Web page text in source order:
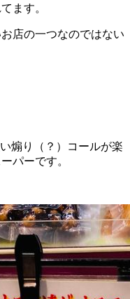
ます。
店の一つなのではない
煽り（？）コールが楽
パーです。